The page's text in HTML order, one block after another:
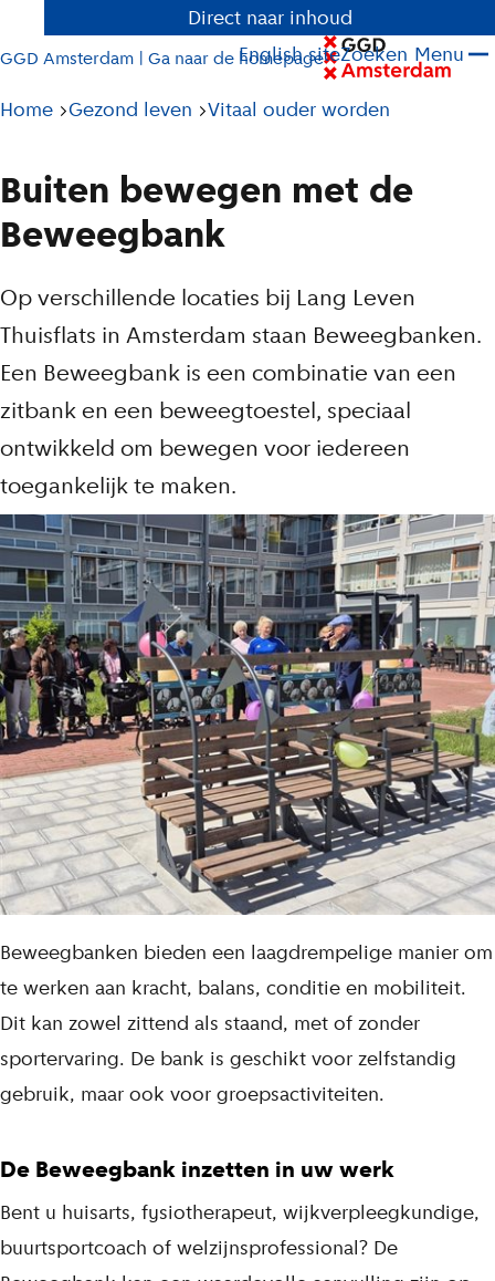
Direct naar inhoud
GGD Amsterdam | Ga naar de homepage
English siteZoeken Menu
Pad
huidige
Home Gezond leven Vitaal ouder worden
Buiten bewegen met de
Beweegbank
Op verschillende locaties bij Lang Leven
Thuisflats in Amsterdam staan Beweegbanken.
Een Beweegbank is een combinatie van een
zitbank en een beweegtoestel, speciaal
ontwikkeld om bewegen voor iedereen
toegankelijk te maken.
Beweegbanken bieden een laagdrempelige manier om
te werken aan kracht, balans, conditie en mobiliteit.
Dit kan zowel zittend als staand, met of zonder
sportervaring. De bank is geschikt voor zelfstandig
gebruik, maar ook voor groepsactiviteiten.
De Beweegbank inzetten in uw werk
Bent u huisarts, fysiotherapeut, wijkverpleegkundige,
buurtsportcoach of welzijnsprofessional? De